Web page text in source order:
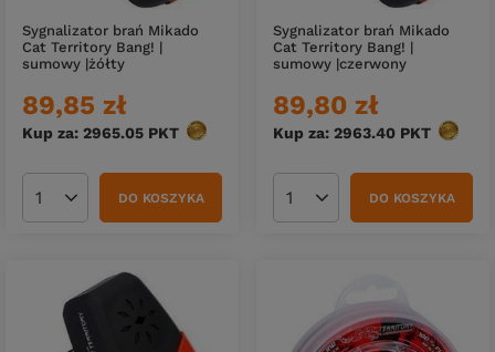
Sygnalizator brań Mikado
Cat Territory Bang! |
sumowy |żółty
89,85 zł
Kup za: 2965.05 PKT punktów
Ilość produktówDO KOSZYKA
Sygnalizator brań Mikado
Cat Territory Bang! |
sumowy |czerwony
89,80 zł
Kup za: 2963.40 PKT
Ilość produktówDO KOSZYKA